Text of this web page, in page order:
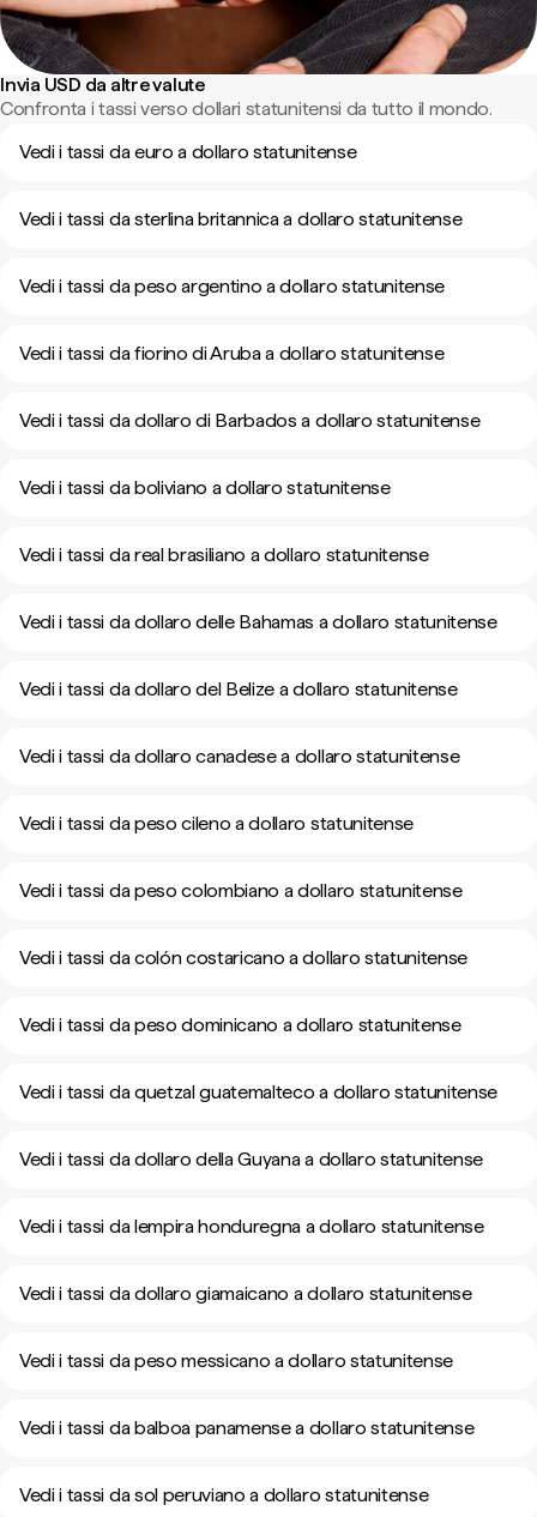
Invia USD da altre valute
Confronta i tassi verso dollari statunitensi da tutto il mondo.
Vedi i tassi da euro a dollaro statunitense
Vedi i tassi da sterlina britannica a dollaro statunitense
Vedi i tassi da peso argentino a dollaro statunitense
Vedi i tassi da fiorino di Aruba a dollaro statunitense
Vedi i tassi da dollaro di Barbados a dollaro statunitense
Vedi i tassi da boliviano a dollaro statunitense
Vedi i tassi da real brasiliano a dollaro statunitense
Vedi i tassi da dollaro delle Bahamas a dollaro statunitense
Vedi i tassi da dollaro del Belize a dollaro statunitense
Vedi i tassi da dollaro canadese a dollaro statunitense
Vedi i tassi da peso cileno a dollaro statunitense
Vedi i tassi da peso colombiano a dollaro statunitense
Vedi i tassi da colón costaricano a dollaro statunitense
Vedi i tassi da peso dominicano a dollaro statunitense
Vedi i tassi da quetzal guatemalteco a dollaro statunitense
Vedi i tassi da dollaro della Guyana a dollaro statunitense
Vedi i tassi da lempira honduregna a dollaro statunitense
Vedi i tassi da dollaro giamaicano a dollaro statunitense
Vedi i tassi da peso messicano a dollaro statunitense
Vedi i tassi da balboa panamense a dollaro statunitense
Vedi i tassi da sol peruviano a dollaro statunitense